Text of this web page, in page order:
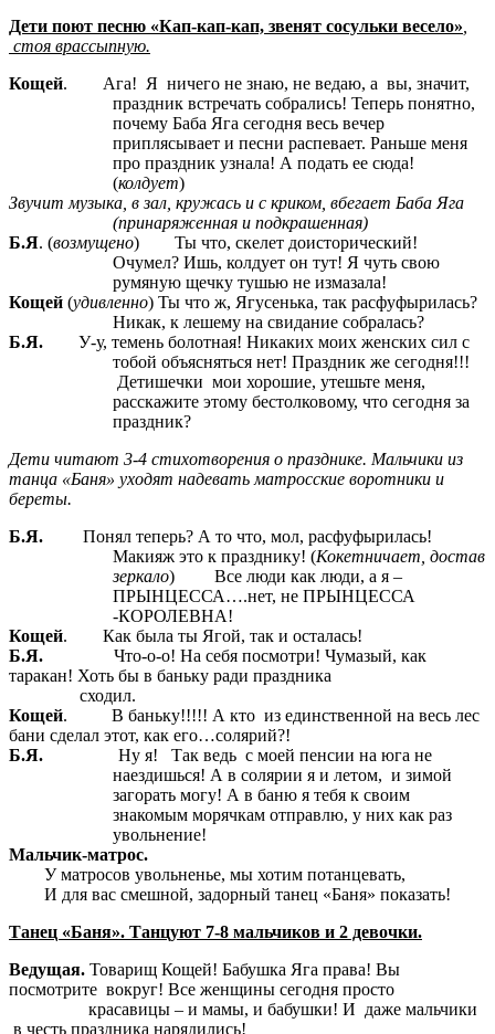
Дети поют песню «Кап-кап-кап, звенят сосульки весело»
стоя врассыпную.
Кощей. Ага! Я ничего не знаю, не ведаю, а вы, значит,
праздник встречать собрались! Теперь понятно,
почему Баба Яга сегодня весь вечер
приплясывает и песни распевает. Раньше меня
про праздник узнала! А подать ее сюда!
(колдует)
Звучит музыка, в зал, кружась и с криком, вбегает Баба Яга
(принаряженная и подкрашенная)
Б.Я. (возмущено) Ты что, скелет доисторический!
Очумел? Ишь, колдует он тут! Я чуть свою
румяную щечку тушью не измазала!
Кощей (удивленно) Ты что ж, Ягусенька, так расфуфырилась?
Никак, к лешему на свидание собралась?
Б.Я. У-у, темень болотная! Никаких моих женских сил с
тобой объясняться нет! Праздник же сегодня!!!
Детишечки мои хорошие, утешьте меня,
расскажите этому бестолковому, что сегодня за
праздник?
Дети читают 3-4 стихотворения о празднике. Мальчики из
танца «Баня» уходят надевать матросские воротники и
береты.
Б.Я. Понял теперь? А то что, мол, расфуфырилась!
Макияж это к празднику! (Кокетничает, достав
зеркало) Все люди как люди, а я –
ПРЫНЦЕССА….нет, не ПРЫНЦЕССА
-КОРОЛЕВНА!
Кощей. Как была ты Ягой, так и осталась!
Б.Я. Что-о-о! На себя посмотри! Чумазый, как
таракан! Хоть бы в баньку ради праздника
сходил.
Кощей. В баньку!!!!! А кто из единственной на весь лес
бани сделал этот, как его…солярий?!
Б.Я. Ну я!
Так ведь с моей пенсии на юга не
наездишься! А в солярии я и летом, и зимой
загорать могу! А в баню я тебя к своим
знакомым морячкам отправлю, у них как раз
увольнение!
Мальчик-матрос.
У матросов увольненье, мы хотим потанцевать,
И для вас смешной, задорный танец «Баня» показать!
Танец «Баня». Танцуют 7-8 мальчиков и 2 девочки.
Ведущая. Товарищ Кощей! Бабушка Яга права! Вы
посмотрите вокруг! Все женщины сегодня просто
красавицы – и мамы, и бабушки! И даже мальчики
в честь праздника нарядились!